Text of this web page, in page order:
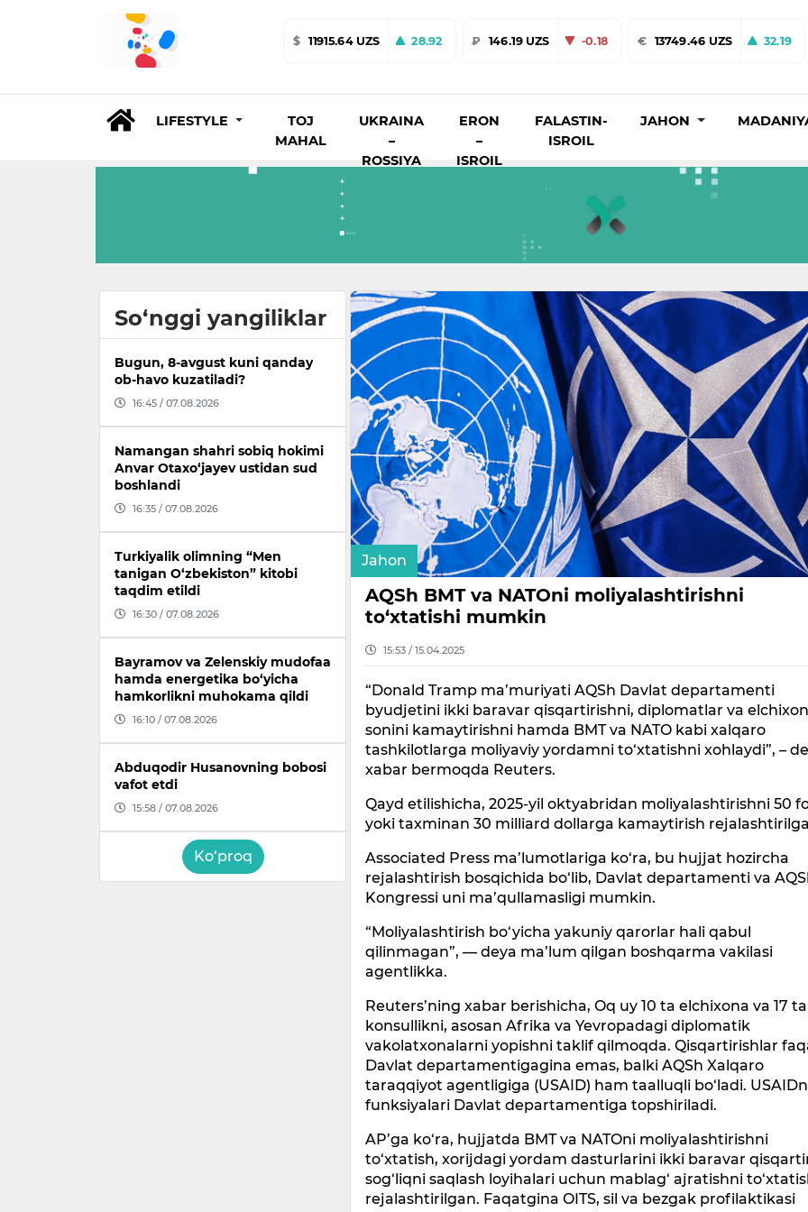
$ 11915.64 UZS 28.92 ₽ 146.19 UZS -0.18 € 13749.46 UZS 32.19
LIFESTYLE
TOJ
MAHAL
UKRAINA
–
ROSSIYA
ERON
–
ISROIL
FALASTIN-
ISROIL
JAHON
So‘nggi yangiliklar
Bugun, 8-avgust kuni qanday
ob-havo kuzatiladi?
16:45 / 07.08.2026
Namangan shahri sobiq hokimi
Anvar Otaxo‘jayev ustidan sud
boshlandi
16:35 / 07.08.2026
Turkiyalik olimning “Men
tanigan O‘zbekiston” kitobi
taqdim etildi
16:30 / 07.08.2026
Bayramov va Zelenskiy mudofaa
hamda energetika bo‘yicha
hamkorlikni muhokama qildi
16:10 / 07.08.2026
Abduqodir Husanovning bobosi
vafot etdi
15:58 / 07.08.2026
Ko‘proq
Jahon
AQSh BMT va NATOni moliyalashtirishni
to‘xtatishi mumkin
15:53 / 15.04.2025
“Donald Tramp ma’muriyati AQSh Davlat departamenti
byudjetini ikki baravar qisqartirishni, diplomatlar va
sonini kamaytirishni hamda BMT va NATO kabi xalqaro
tashkilotlarga moliyaviy yordamni to‘xtatishni xohlaydi”, –
xabar bermoqda Reuters.
Qayd etilishicha, 2025-yil oktyabridan moliyalashtirishni 50
yoki taxminan 30 milliard dollarga kamaytirish
Associated Press ma’lumotlariga ko‘ra, bu hujjat hozircha
rejalashtirish bosqichida bo‘lib, Davlat departamenti va
Kongressi uni ma’qullamasligi mumkin.
“Moliyalashtirish bo‘yicha yakuniy qarorlar hali qabul
qilinmagan”, — deya ma’lum qilgan boshqarma vakilasi
agentlikka.
Reuters’ning xabar berishicha, Oq uy 10 ta elchixona va 17 ta
konsullikni, asosan Afrika va Yevropadagi diplomatik
vakolatxonalarni yopishni taklif qilmoqda. Qisqartirishlar
Davlat departamentigagina emas, balki AQSh Xalqaro
taraqqiyot agentligiga (USAID) ham taalluqli bo‘ladi.
funksiyalari Davlat departamentiga topshiriladi.
AP’ga ko‘ra, hujjatda BMT va NATOni moliyalashtirishni
to‘xtatish, xorijdagi yordam dasturlarini ikki baravar
sog‘liqni saqlash loyihalari uchun mablag‘ ajratishni
rejalashtirilgan. Faqatgina OITS, sil va bezgak profilaktikasi